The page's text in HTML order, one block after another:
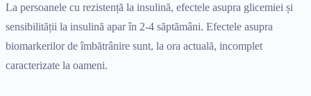
La persoanele cu rezistență la insulină, efectele asupra glicemiei și
sensibilității la insulină apar în 2-4 săptămâni. Efectele asupra
biomarkerilor de îmbătrânire sunt, la ora actuală, incomplet
caracterizate la oameni.